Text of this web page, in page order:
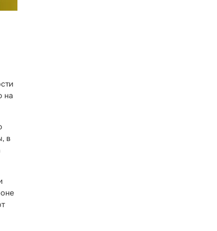
на
в